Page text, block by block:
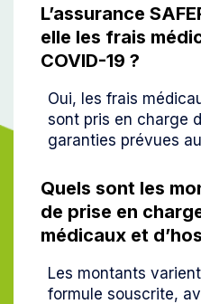
L’assurance
elle les frais
COVID-19 ?
Oui, les frais
sont pris en charge
garanties prévues
Quels sont les
de prise en
médicaux et
Les montants
formule souscrite,